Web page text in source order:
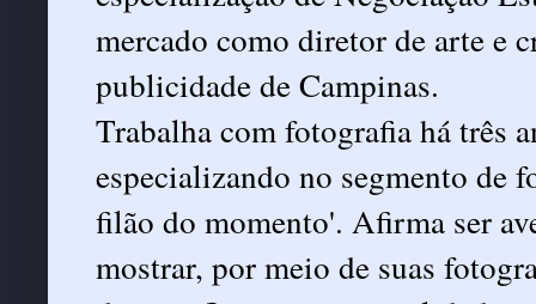
mercado como diretor de arte e
publicidade de Campinas.
Trabalha com fotografia há três
especializando no segmento de
filão do momento'. Afirma ser
mostrar, por meio de suas